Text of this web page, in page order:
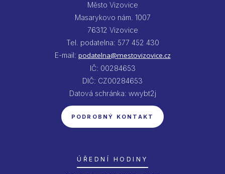
Město Vizovice
Masarykovo nám. 1007
76312 Vizovice
Tel. podatelna: 577 452 430
E-mail: podatelna@mestovizovice.cz
IČ: 00284653
DIČ: CZ00284653
Datová schránka: wwybt2j
PODROBNÝ KONTAKT
ÚŘEDNÍ HODINY